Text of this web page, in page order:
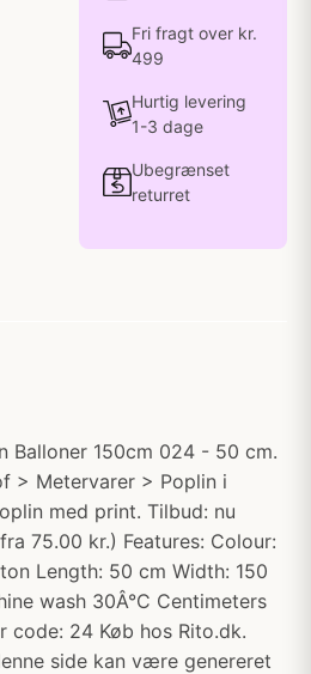
Fri fragt over kr.
499
Hurtig levering
1-3 dage
Ubegrænset
returret
Balloner 150cm 024 - 50 cm.
> Metervarer > Poplin i
med print. Tilbud: nu
75.00 kr.) Features: Colour:
Length: 50 cm Width: 150
wash 30Â°C Centimeters
code: 24 Køb hos Rito.dk.
side kan være genereret